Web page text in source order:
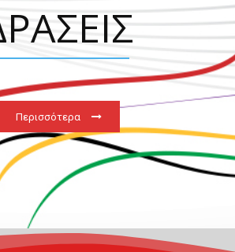
Περισσότερα